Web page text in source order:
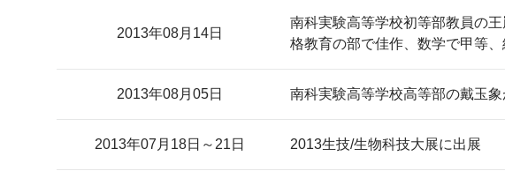
2013年08月14日
南科実験高等学校初等部教員の
格教育の部で佳作、数学で甲等
2013年08月05日 南科実験高等学校高等部の戴玉
2013年07月18日～21日 2013生技/生物科技大展に出展